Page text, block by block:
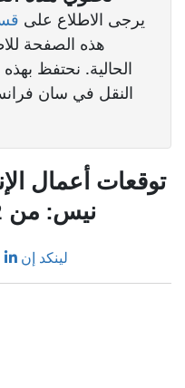
يرجى الاطلاع على
هذه الصفحة
الحالية. نحتفظ
توقعات أعمال
نيس: من 2 إلى 13 نوفمبر 2020
لينكد إن